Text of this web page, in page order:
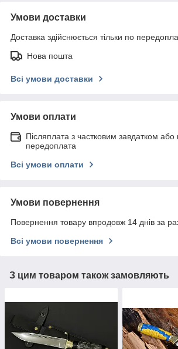
Умови доставки
Доставка здійснюється тільки по
Нова пошта
Всі умови доставки
Умови оплати
Післяплата з частковим завдатком або
передоплата
Всі умови оплати
Умови повернення
Повернення товару впродовж 14 днів за
Всі умови повернення
З цим товаром також замовляють